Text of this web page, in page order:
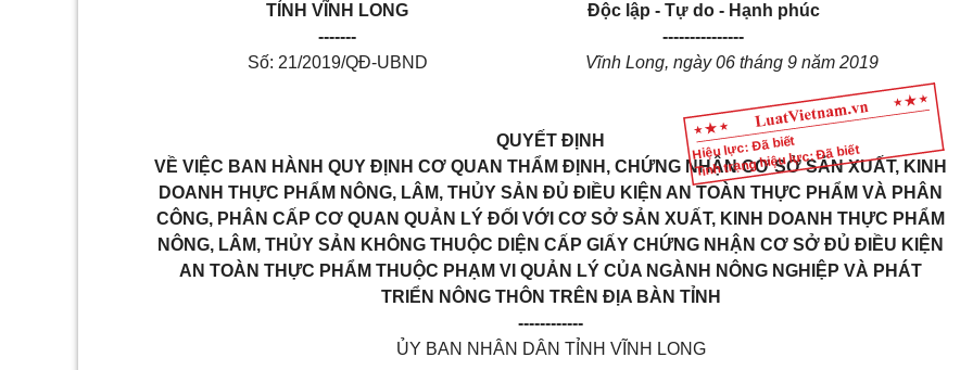
Hiệu lực: Đã biết
Tình trạng hiệu lực: Đã biết
TỈNH VĨNH LONG
-------
Số: 21/2019/QĐ-UBND
Độc lập - Tự do - Hạnh phúc
---------------
Vĩnh Long, ngày 06 tháng 9 năm 2019
QUYẾT ĐỊNH
VỀ VIỆC BAN HÀNH QUY ĐỊNH CƠ QUAN THẨM ĐỊNH, CHỨNG NHẬN CƠ SỞ SẢN XUẤT, KINH
DOANH THỰC PHẨM NÔNG, LÂM, THỦY SẢN ĐỦ ĐIỀU KIỆN AN TOÀN THỰC PHẨM VÀ PHÂN
CÔNG, PHÂN CẤP CƠ QUAN QUẢN LÝ ĐỐI VỚI CƠ SỞ SẢN XUẤT, KINH DOANH THỰC PHẨM
NÔNG, LÂM, THỦY SẢN KHÔNG THUỘC DIỆN CẤP GIẤY CHỨNG NHẬN CƠ SỞ ĐỦ ĐIỀU KIỆN
AN TOÀN THỰC PHẨM THUỘC PHẠM VI QUẢN LÝ CỦA NGÀNH NÔNG NGHIỆP VÀ PHÁT
TRIỂN NÔNG THÔN TRÊN ĐỊA BÀN TỈNH
------------
ỦY BAN NHÂN DÂN TỈNH VĨNH LONG